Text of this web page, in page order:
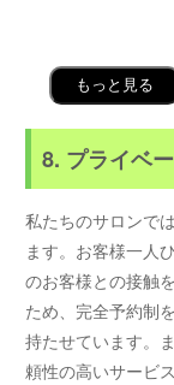
もっと見る
8. プライベ
私たちのサロンで
ます。お客様一人
のお客様との接触
ため、完全予約制
持たせています。
頼性の高いサービ